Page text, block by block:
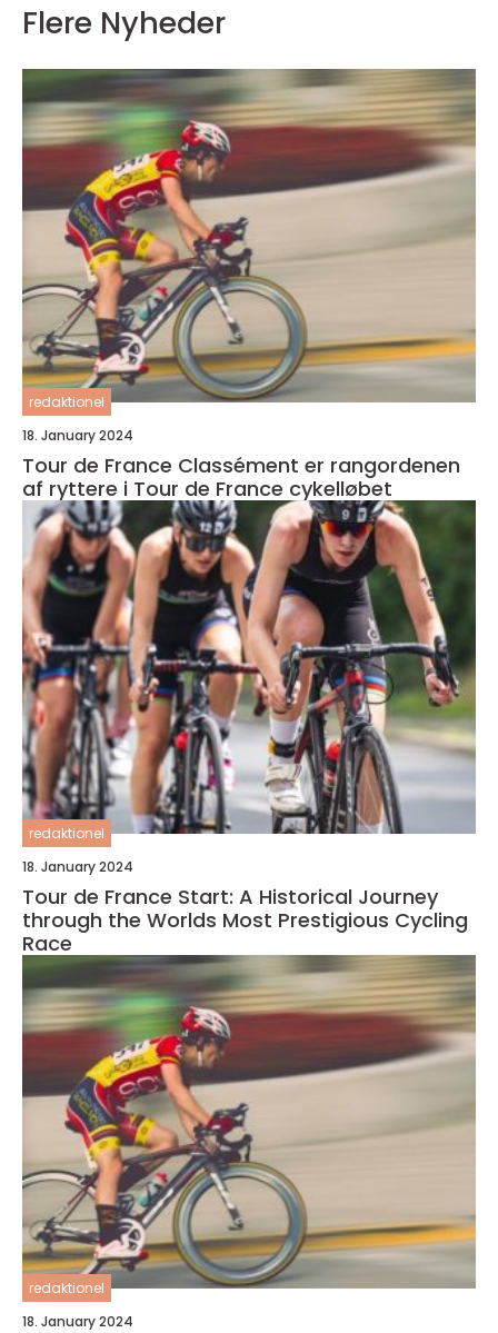
Flere Nyheder
redaktionel
18. January 2024
Tour de France Classément er rangordenen
af ryttere i Tour de France cykelløbet
redaktionel
18. January 2024
Tour de France Start: A Historical Journey
through the Worlds Most Prestigious Cycling
Race
redaktionel
18. January 2024